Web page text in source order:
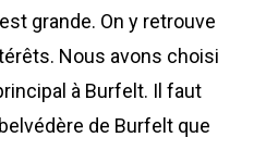
grande. On y retrouve
Nous avons choisi
à Burfelt. Il faut
de Burfelt que